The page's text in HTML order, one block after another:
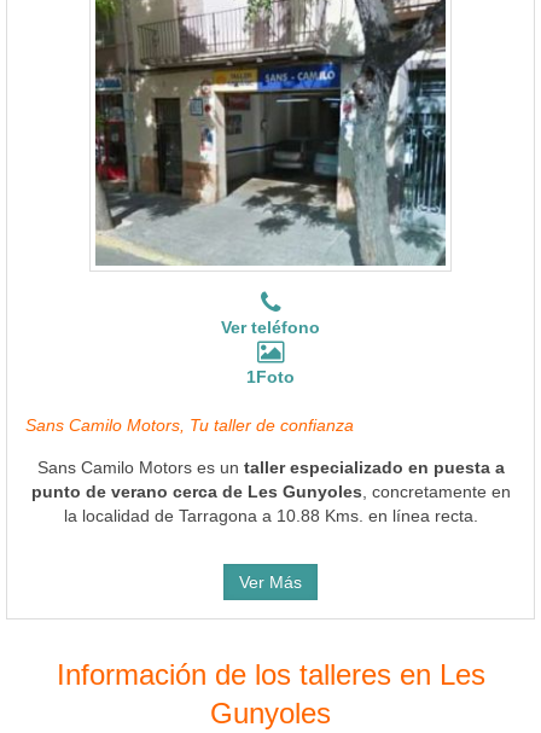
Ver teléfono
1Foto
Sans Camilo Motors, Tu taller de confianza
Sans Camilo Motors es un taller especializado en puesta a
punto de verano cerca de Les Gunyoles , concretamente en
la localidad de Tarragona a 10.88 Kms. en línea recta.
Ver Más
Información de los talleres en Les
Gunyoles